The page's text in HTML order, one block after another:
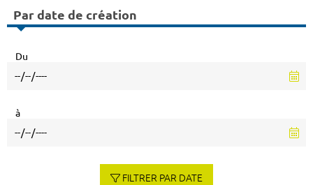
Par date de création
Du
à
FILTRER PAR DATE